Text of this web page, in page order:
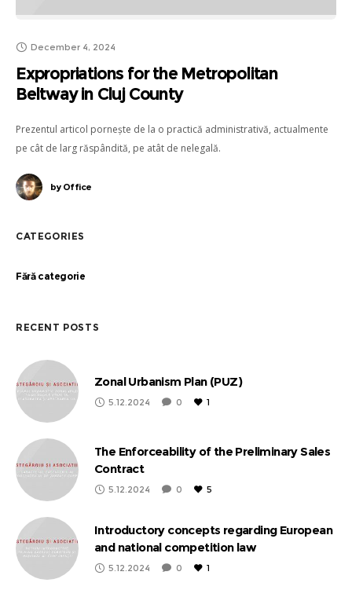
December 4, 2024
Expropriations for the Metropolitan
Beltway in Cluj County
Prezentul articol pornește de la o practică administrativă, actualmente
pe cât de larg răspândită, pe atât de nelegală.
byOffice
CATEGORIES
Fără categorie
RECENT POSTS
Zonal Urbanism Plan (PUZ)
5.12.2024 0 1
The Enforceability of the Preliminary Sales
Contract
5.12.2024 0 5
Introductory concepts regarding European
and national competition law
5.12.2024 0 1